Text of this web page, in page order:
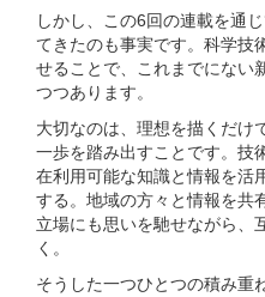
しかし、この6回の連載を通
てきたのも事実です。科学技
せることで、これまでにない
つつあります。
⼤切なのは、理想を描くだけ
⼀歩を踏み出すことです。技
在利⽤可能な知識と情報を活
する。地域の⽅々と情報を共
⽴場にも思いを馳せながら、
く。
そうした⼀つひとつの積み重